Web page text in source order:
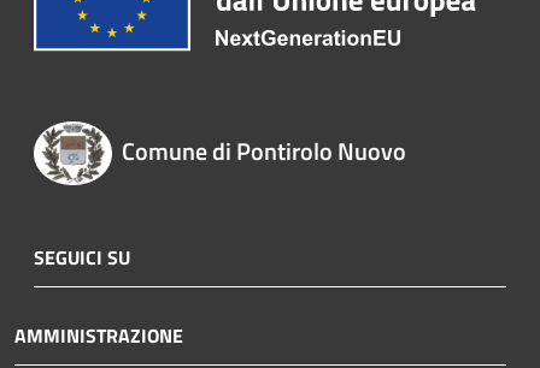
Comune di Pontirolo Nuovo
SEGUICI SU
AMMINISTRAZIONE